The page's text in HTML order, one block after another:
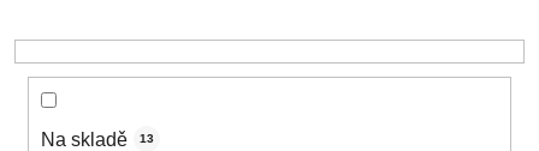
k
Na skladě 13